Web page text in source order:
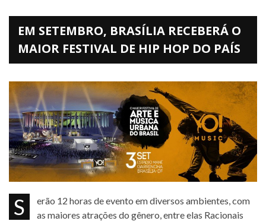
EM SETEMBRO, BRASÍLIA RECEBERÁ O
MAIOR FESTIVAL DE HIP HOP DO PAÍS
Serão 12 horas de evento em diversos ambientes, com
as maiores atrações do gênero, entre elas Racionais